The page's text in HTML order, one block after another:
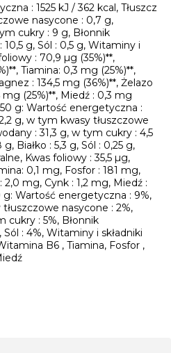
: 1525 kJ / 362 kcal, Tłuszcz
nasycone : 0,7 g,
cukry : 9 g, Błonnik
10,5 g, Sól : 0,5 g, Witaminy i
: 70,9 µg (35%)**,
Tiamina: 0,3 mg (25%)**,
: 134,5 mg (36%)**, Żelazo
mg (25%)**, Miedź : 0,3 mg
g: Wartość energetyczna :
g, w tym kwasy tłuszczowe
: 31,3 g, w tym cukry : 4,5
Białko : 5,3 g, Sól : 0,25 g,
Kwas foliowy : 35,5 µg,
0,1 mg, Fosfor : 181 mg,
mg, Cynk : 1,2 mg, Miedź :
Wartość energetyczna : 9%,
nasycone : 2%,
cukry : 5%, Błonnik
Sól : 4%, Witaminy i składniki
B6 , Tiamina, Fosfor ,